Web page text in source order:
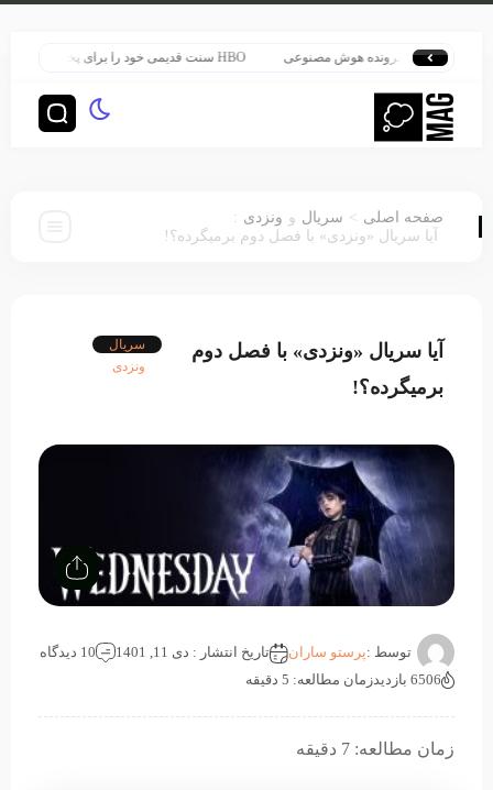
پرونده هوش مصنوعی HBO سنت قدیمی خود را برای پخش سریال هری پاتر تغییر داد
صفحه اصلی > سریال و ونزدی :
آیا سریال «ونزدی» با فصل دوم برمیگرده؟!
آیا سریال «ونزدی» با فصل دوم
برمیگرده؟!
سریال
ونزدی
توسط :پرستو ساران تاریخ انتشار : دی 11, 1401
10 دیدگاه
6506 بازدید
زمان مطالعه: 5 دقیقه
زمان مطالعه: 7 دقیقه